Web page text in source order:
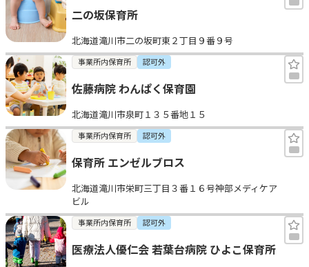
二の坂保育所
北海道滝川市二の坂町東２丁目９番９号
事業所内保育所 認可外
佐藤病院 わんぱく保育園
北海道滝川市泉町１３５番地１５
事業所内保育所 認可外
保育所 エンゼルブロス
北海道滝川市栄町三丁目３番１６号神部メディケア
ビル
事業所内保育所 認可外
医療法人優仁会 若葉台病院 ひよこ保育所